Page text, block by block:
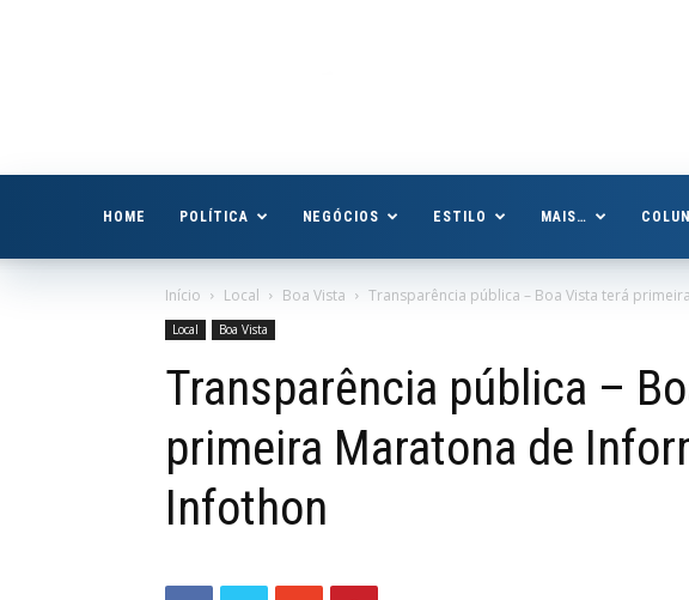
HOME POLÍTICA NEGÓCIOS ESTILO MAIS…
Início Local Boa Vista Transparência pública – Boa Vista terá
Local Boa Vista
Transparência pública –
primeira Maratona de
Infothon